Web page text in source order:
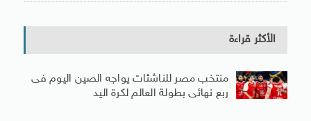
الأكثر قراءة
منتخب مصر للناشئات يواجه الصين اليوم فى
ربع نهائى بطولة العالم لكرة اليد